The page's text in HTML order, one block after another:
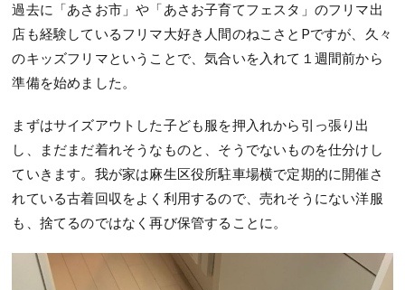
過去に「あさお市」や「あさお子育てフェスタ」のフリマ出
店も経験しているフリマ大好き人間のねこさとPですが、久々
のキッズフリマということで、気合いを入れて１週間前から
準備を始めました。
まずはサイズアウトした子ども服を押入れから引っ張り出
し、まだまだ着れそうなものと、そうでないものを仕分けし
ていきます。我が家は麻生区役所駐車場横で定期的に開催さ
れている古着回収をよく利用するので、売れそうにない洋服
も、捨てるのではなく再び保管することに。